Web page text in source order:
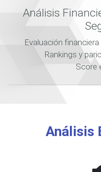
Análisis
Evaluación
Rankings y
Score
Análisis